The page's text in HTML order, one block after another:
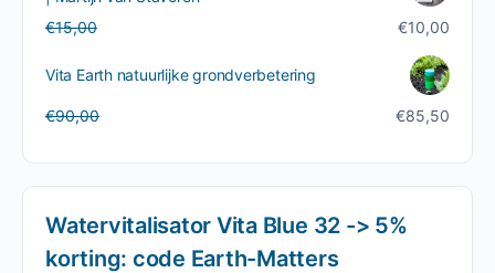
€15,00Oorspronkelijke
was:
€15,00.
€10,00
Huidige
is:
€10,00.
Vita Earth natuurlijke grondverbetering
€90,00Oorspronkelijke
€85,50
Huidige
Watervitalisator Vita Blue 32 -> 5%
korting: code Earth-Matters